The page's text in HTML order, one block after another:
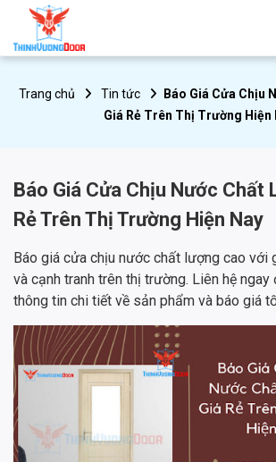
Trang chủ Tin tức
Báo Giá Cửa Chịu
Giá Rẻ Trên Thị Trường Hiện
Báo Giá Cửa Chịu Nước Chất
Rẻ Trên Thị Trường Hiện Nay
Báo giá cửa chịu nước chất lượng cao với
và cạnh tranh trên thị trường. Liên hệ
thông tin chi tiết về sản phẩm và báo giá